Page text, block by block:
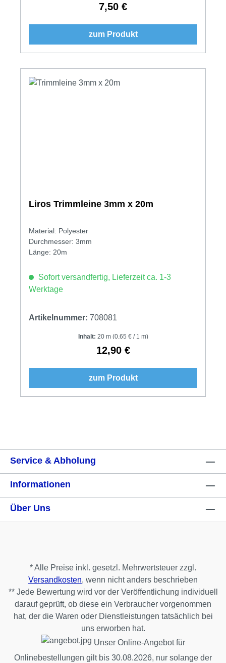
Regulärer Preis:
7,50 €
zum Produkt
Liros Trimmleine 3mm x 20m
Material: Polyester
Durchmesser: 3mm
Länge: 20m
Sofort versandfertig, Lieferzeit ca. 1-3
Werktage
Artikelnummer: 708081
Inhalt: 20 m (0,65 € / 1 m)
Regulärer Preis:
12,90 €
zum Produkt
Service & Abholung
Informationen
Über Uns
* Alle Preise inkl. gesetzl. Mehrwertsteuer zzgl.
Versandkosten, wenn nicht anders beschrieben
** Jede Bewertung wird vor der Veröffentlichung individuell
darauf geprüft, ob diese ein Verbraucher vorgenommen
hat, der die Waren oder Dienstleistungen tatsächlich bei
uns erworben hat.
Unser Online-Angebot für
Onlinebestellungen gilt bis 30.08.2026, nur solange der